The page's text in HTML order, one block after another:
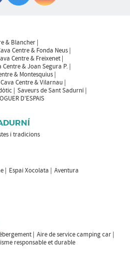
& Blancher
Centre & Fonda Neus
Centre & Freixenet
Centre & Joan Segura P.
& Montesquius
Cava Centre & Vilarnau
Saveurs de Sant Sadurní
D'ESPAIS
i tradicions
Espai Xocolata Aventura
Aire de service camping car
responsable et durable